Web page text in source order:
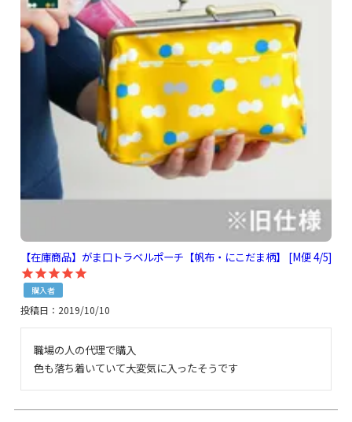
【在庫商品】がま口トラベルポーチ【帆布・にこだま柄】 [M便 4/5]
購入者
投稿日 2019/10/10
職場の人の代理で購入
色も落ち着いていて大変気に入ったそうです